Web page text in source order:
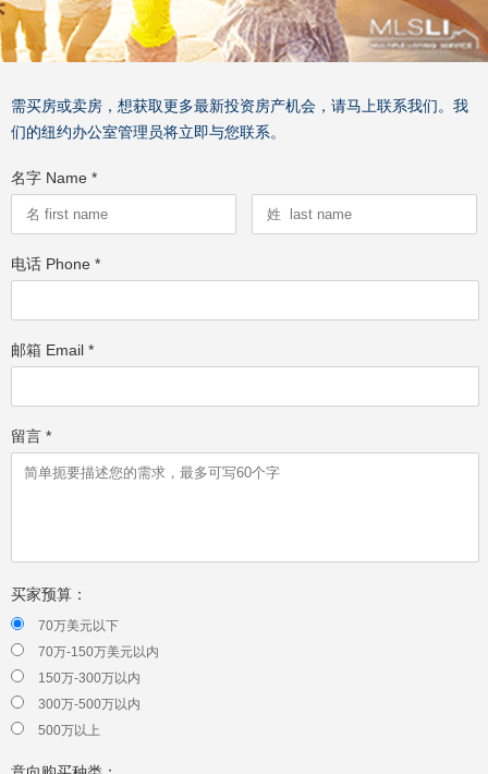
需买房或卖房，想获取更多最新投资房产机会，请马上联系我们。我
们的纽约办公室管理员将立即与您联系。
名字 Name *
电话 Phone *
邮箱 Email *
留言 *
买家预算：
70万美元以下
70万-150万美元以内
150万-300万以内
300万-500万以内
500万以上